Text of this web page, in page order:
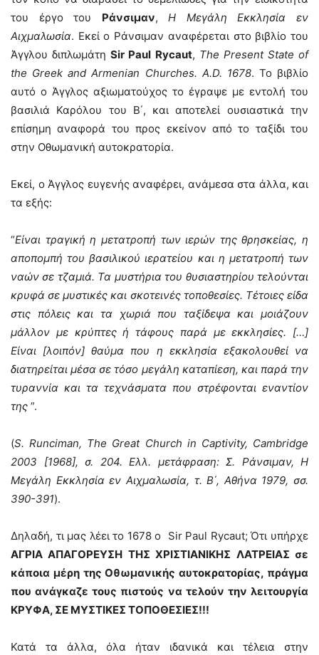
του έργο του Ράνσιμαν,Η Μεγάλη Εκκλησία εν
Αιχμαλωσία. Εκεί ο Ράνσιμαν αναφέρεται στο βιβλίο του
Άγγλου διπλωμάτηSir Paul Rycaut, The Present State of
the Greek and Armenian Churches. A.D. 1678. Το βιβλίο
αυτό ο Άγγλος αξιωματούχος το έγραψε με εντολή του
βασιλιά Καρόλου του Β΄, και αποτελεί ουσιαστικά την
επίσημη αναφορά του προς εκείνον από το ταξίδι του
στην Οθωμανική αυτοκρατορία.
Εκεί, ο Άγγλος ευγενής αναφέρει, ανάμεσα στα άλλα, και
τα εξής:
“Είναι τραγική η μετατροπή των ιερών της θρησκείας, η
αποπομπή του βασιλικού ιερατείου και η μετατροπή των
ναών σε τζαμιά. Τα μυστήρια του θυσιαστηρίου τελούνται
κρυφά σε μυστικές και σκοτεινές τοποθεσίες. Τέτοιες είδα
στις πόλεις και τα χωριά που ταξίδεψα και μοιάζουν
μάλλον με κρύπτες ή τάφους παρά με εκκλησίες. […]
Είναι [λοιπόν] θαύμα που η εκκλησία εξακολουθεί να
διατηρείται μέσα σε τόσο μεγάλη καταπίεση, και παρά την
τυραννία και τα τεχνάσματα που στρέφονται εναντίον
της ”.
(S. Runciman, The Great Church in Captivity, Cambridge
2003 [1968], σ. 204. Ελλ. μετάφραση: Σ. Ράνσιμαν, Η
Μεγάλη Εκκλησία εν Αιχμαλωσία, τ. Β΄, Αθήνα 1979, σσ.
390-391).
Δηλαδή, τι μας λέει το 1678 ο Sir Paul Rycaut; Ότι υπήρχε
ΑΓΡΙΑ ΑΠΑΓΟΡΕΥΣΗ ΤΗΣ ΧΡΙΣΤΙΑΝΙΚΗΣ ΛΑΤΡΕΙΑΣ σε
κάποια μέρη της Οθωμανικής αυτοκρατορίας, πράγμα
που ανάγκαζε τους πιστούς να τελούν την λειτουργία
ΚΡΥΦΑ, ΣΕ ΜΥΣΤΙΚΕΣ ΤΟΠΟΘΕΣΙΕΣ!!!
Κατά τα άλλα, όλα ήταν ιδανικά και τέλεια στην